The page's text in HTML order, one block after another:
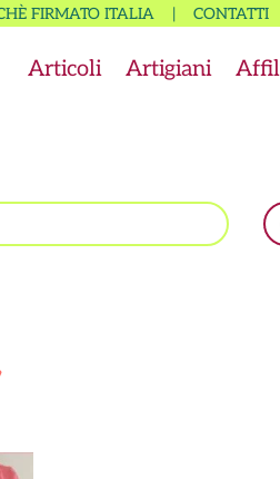
FIRMATO ITALIA| CONTATTI
Articoli Artigiani